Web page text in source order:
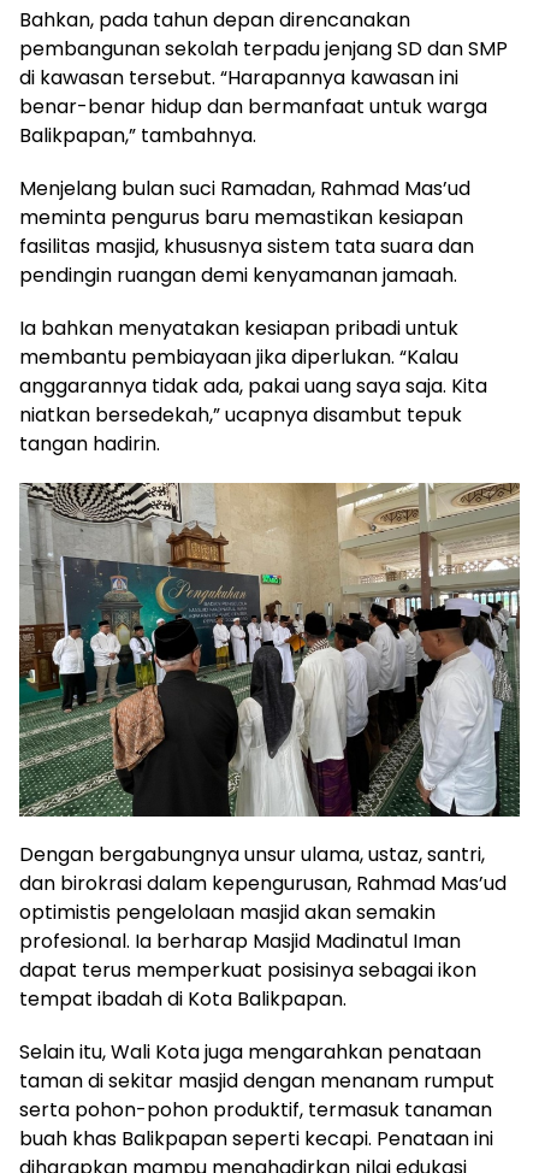
Bahkan, pada tahun depan direncanakan
pembangunan sekolah terpadu jenjang SD dan SMP
di kawasan tersebut. “Harapannya kawasan ini
benar-benar hidup dan bermanfaat untuk warga
Balikpapan,” tambahnya.
Menjelang bulan suci Ramadan, Rahmad Mas’ud
meminta pengurus baru memastikan kesiapan
fasilitas masjid, khususnya sistem tata suara dan
pendingin ruangan demi kenyamanan jamaah.
Ia bahkan menyatakan kesiapan pribadi untuk
membantu pembiayaan jika diperlukan. “Kalau
anggarannya tidak ada, pakai uang saya saja. Kita
niatkan bersedekah,” ucapnya disambut tepuk
tangan hadirin.
Dengan bergabungnya unsur ulama, ustaz, santri,
dan birokrasi dalam kepengurusan, Rahmad Mas’ud
optimistis pengelolaan masjid akan semakin
profesional. Ia berharap Masjid Madinatul Iman
dapat terus memperkuat posisinya sebagai ikon
tempat ibadah di Kota Balikpapan.
Selain itu, Wali Kota juga mengarahkan penataan
taman di sekitar masjid dengan menanam rumput
serta pohon-pohon produktif, termasuk tanaman
buah khas Balikpapan seperti kecapi. Penataan ini